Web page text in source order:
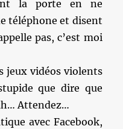
la porte en ne
téléphone et disent
pas, c’est moi
jeux vidéos violents
que dire que
Attendez…
avec Facebook,